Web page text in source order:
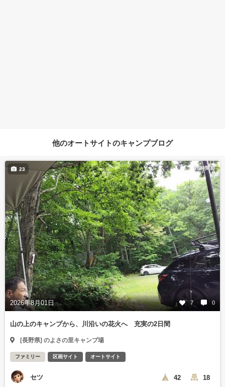
他のオートサイトのキャンプブログ
10時間前
2026年8月01日 7 0
23
山の上のキャンプから、川沿いの花火へ 充実の2日間
[長野県] のよさの里キャンプ場
ファミリー 区画サイト オートサイト
セツ 42 18